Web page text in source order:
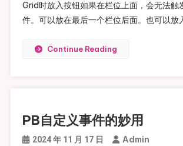
Grid时放入按钮如果在栏位上面，会无法
件。可以放在最后一个栏位后面。也可以
Continue Reading
PB自定义事件的妙用
2024 年 11 月 17 日 Admin